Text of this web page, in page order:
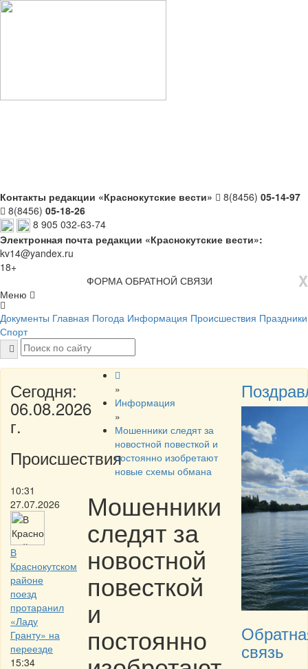
Контакты редакции «Краснокутские вести» 8(8456) 05-14-97
8(8456) 05-18-26
8 905 032-63-74
Электронная почта редакции «Краснокутские вести»:
kv14@yandex.ru
18+
X
ФОРМА ОБРАТНОЙ СВЯЗИ
Меню
Документы Главная Погода Информация Происшествия Праздники
Спорт
Сегодня:
06.08.2026
г.
Происшествия
10:31
27.07.2026
В
Краснокутском
районе
поезд
протаранил
«Ладу
Гранту» на
переезде
15:34
»
Информация
»
Мошенники следят за
новостной повесткой и
постоянно изобретают
новые схемы обмана
Мошенники
следят за
новостной
повесткой
и
постоянно связь